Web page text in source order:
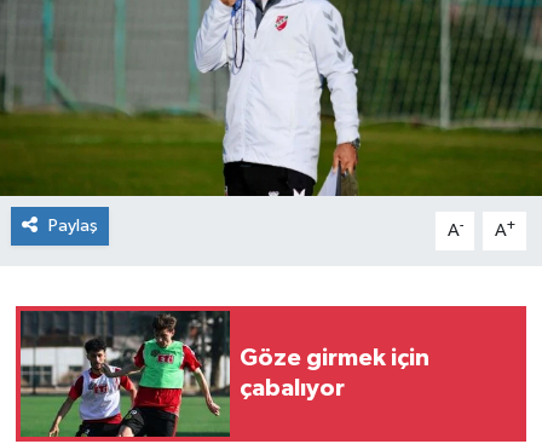
Paylaş A- A+
Göze girmek için
çabalıyor